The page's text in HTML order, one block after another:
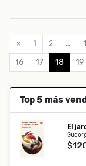
Top 5 más
El
« 1 2 ...
16
17 18 19